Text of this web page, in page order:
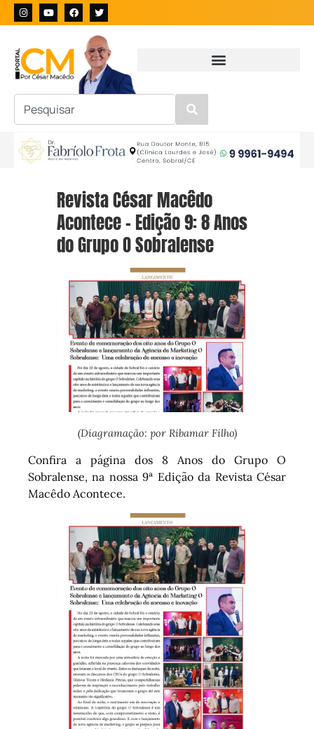
Revista César Macêdo
Acontece – Edição 9: 8 Anos
do Grupo O Sobralense
(Diagramação: por Ribamar Filho)
Confira a página dos 8 Anos do Grupo O
Sobralense, na nossa 9ª Edição da Revista César
Macêdo Acontece.